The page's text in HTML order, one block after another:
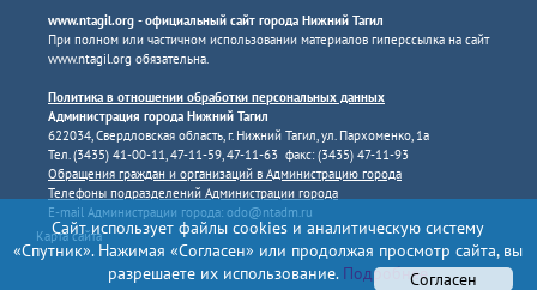
www.ntagil.org - официальный сайт города Нижний Тагил
При полном или частичном использовании материалов гиперссылка на сайт
www.ntagil.org обязательна.
Политика в отношении обработки персональных данных
Администрация города Нижний Тагил
622034, Свердловская область, г. Нижний Тагил, ул. Пархоменко, 1а
Тел. (3435) 41-00-11, 47-11-59, 47-11-63 факс: (3435) 47-11-93
Обращения граждан и организаций в Администрацию города
Телефоны подразделений Администрации города
E-mail Администрации города: odo@ntadm.ru
Карта сайта
Сайт использует файлы cookies и аналитическую систему
«Спутник». Нажимая «Согласен» или продолжая просмотр сайта, вы
разрешаете их использование.ПодробнееСогласен